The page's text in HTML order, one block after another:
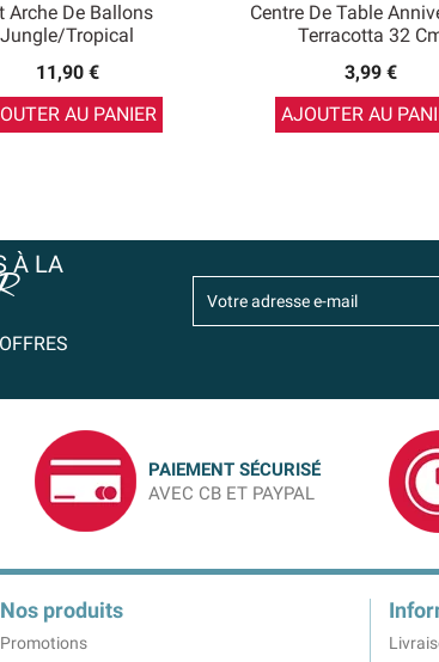
Arche De Ballons
Jungle/Tropical
11,90 €
AU PANIER
Centre De Table
Terracotta 32
3,99 €
AJOUTER AU
À LA
PAIEMENT SÉCURISÉ
AVEC CB ET PAYPAL
Nos produits
Promotions